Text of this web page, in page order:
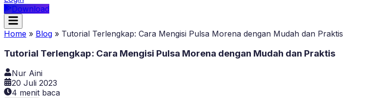
Download
Home » Blog » Tutorial Terlengkap: Cara Mengisi Pulsa Morena dengan Mudah dan Praktis
Tutorial Terlengkap: Cara Mengisi Pulsa Morena dengan Mudah dan Praktis
Nur Aini
20 Juli 2023
4 menit baca